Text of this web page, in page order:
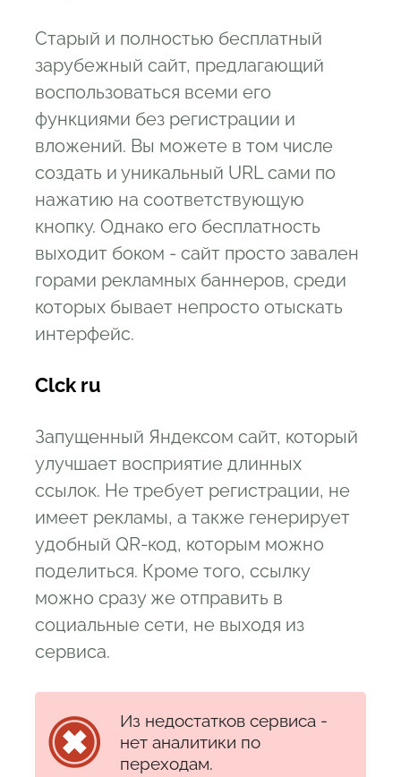
Старый и полностью бесплатный
зарубежный сайт, предлагающий
воспользоваться всеми его
функциями без регистрации и
вложений. Вы можете в том числе
создать и уникальный URL сами по
нажатию на соответствующую
кнопку. Однако его бесплатность
выходит боком - сайт просто завален
горами рекламных баннеров, среди
которых бывает непросто отыскать
интерфейс.
Clck ru
Запущенный Яндексом сайт, который
улучшает восприятие длинных
ссылок. Не требует регистрации, не
имеет рекламы, а также генерирует
удобный QR-код, которым можно
поделиться. Кроме того, ссылку
можно сразу же отправить в
социальные сети, не выходя из
сервиса.
Из недостатков сервиса -
нет аналитики по
переходам.